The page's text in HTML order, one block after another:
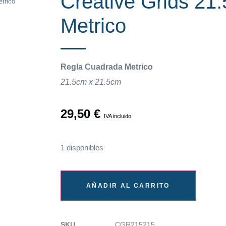
Metrico
Regla Cuadrada Metrico
21.5cm x 21.5cm
29,50 € IVA incluido
1 disponibles
AÑADIR AL CARRITO